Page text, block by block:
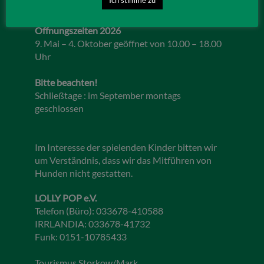
Öffnungszeiten 2026
9. Mai – 4. Oktober geöffnet von 10.00 – 18.00
Uhr
Bitte beachten!
Schließtage : im September montags
geschlossen
Im Interesse der spielenden Kinder bitten wir
um Verständnis, dass wir das Mitführen von
Hunden nicht gestatten.
LOLLY POP e.V.
Telefon (Büro): 033678-410588
IRRLANDIA: 033678-41732
Funk: 0151-10785433